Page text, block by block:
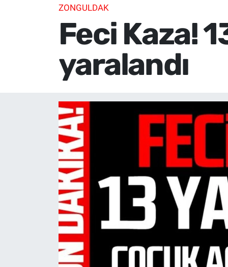
ZONGULDAK
Feci Kaza!
yaralandı